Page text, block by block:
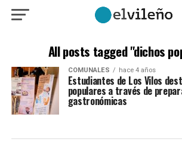
All posts tagged "dichos
COMUNALES hace 4 años
Estudiantes de Los Vilos
populares a través de
gastronómicas